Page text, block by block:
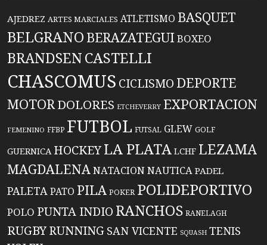
AJEDREZ ARTES MARCIALES ATLETISMO BASQUET
BELGRANO BERAZATEGUIBOXEO
BRANDSENCASTELLI
CHASCOMUS CICLISMO DEPORTE
MOTORDOLORES ETCHEVERRY EXPORTACION
FEMENINO FFBP FUTBOL FUTSAL GLEW GOLF
GUERNICA HOCKEYLA PLATA LCHF LEZAMA
MAGDALENANATACIONNAUTICA PADEL
PALETAPATO PILA POKER POLIDEPORTIVO
POLO PUNTA INDIO RANCHOS RANELAGH
RUGBYRUNNING SAN VICENTE SQUASH TENIS